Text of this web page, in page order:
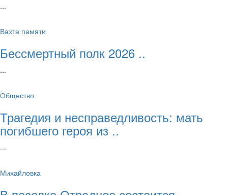
...
Вахта памяти
Бессмертный полк 2026 ..
...
Общество
Трагедия и несправедливость: мать
погибшего героя из ..
...
Михайловка